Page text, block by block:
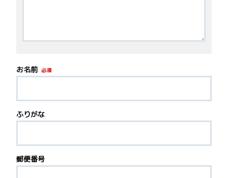
お名前 必須
ふりがな
郵便番号